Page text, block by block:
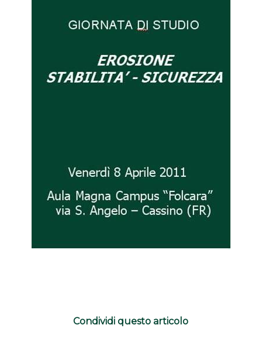
Condividi questo articolo